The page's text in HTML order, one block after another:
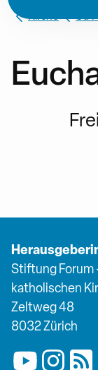
Kirche St.
Stiftung Forum
katholischen
Zeltweg 48
8032 Zürich